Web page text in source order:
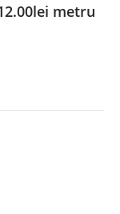
lei Prețul
metru